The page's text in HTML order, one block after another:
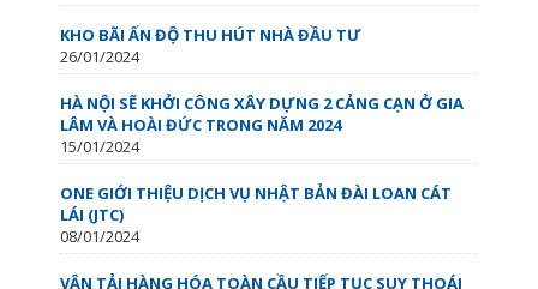
KHO BÃI ẤN ĐỘ THU HÚT NHÀ ĐẦU TƯ
26/01/2024
HÀ NỘI SẼ KHỞI CÔNG XÂY DỰNG 2 CẢNG CẠN Ở GIA
LÂM VÀ HOÀI ĐỨC TRONG NĂM 2024
15/01/2024
ONE GIỚI THIỆU DỊCH VỤ NHẬT BẢN ĐÀI LOAN CÁT
LÁI (JTC)
08/01/2024
VẬN TẢI HÀNG HÓA TOÀN CẦU TIẾP TỤC SUY THOÁI